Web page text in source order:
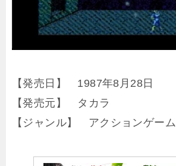
【発売日】 1987年8月28日
【発売元】 タカラ
【ジャンル】 アクションゲーム